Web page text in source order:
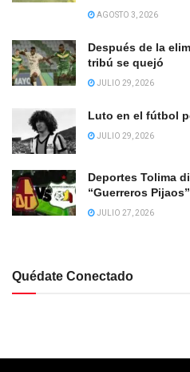
AGOSTO 3, 2026
Después de la
tribú se quejó
JULIO 29, 2026
Luto en el fútbol
JULIO 29, 2026
Deportes Tolima
“Guerreros Pijaos”
JULIO 27, 2026
Quédate Conectado